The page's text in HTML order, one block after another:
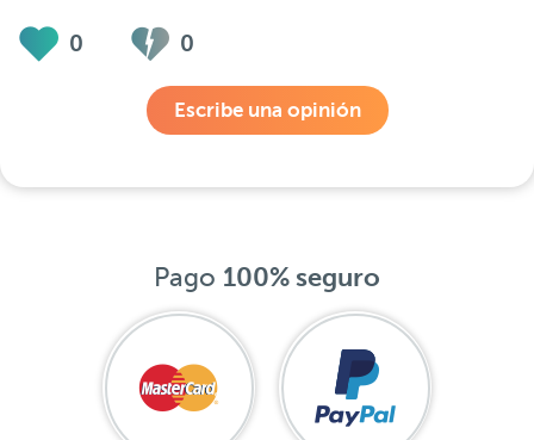
0 0
Escribe una opinión
Pago 100% seguro